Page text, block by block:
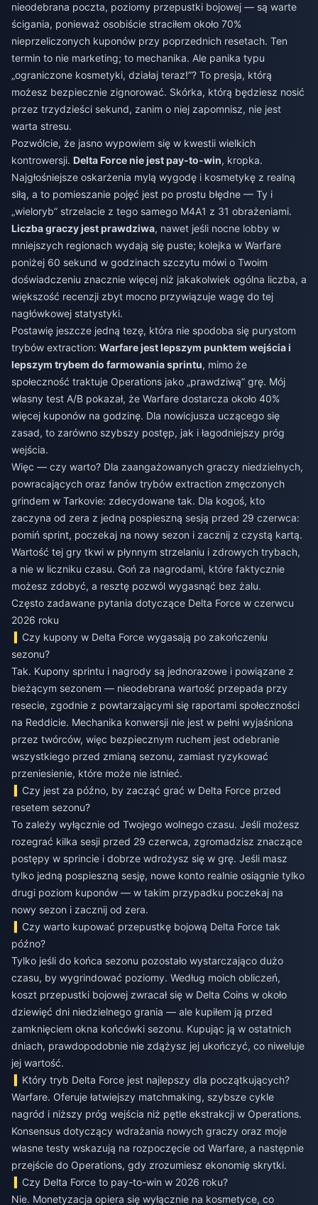
nieodebrana poczta, poziomy przepustki bojowej — są warte
ścigania, ponieważ osobiście straciłem około 70%
nieprzeliczonych kuponów przy poprzednich resetach. Ten
termin to nie marketing; to mechanika. Ale panika typu
„ograniczone kosmetyki, działaj teraz!”? To presja, którą
możesz bezpiecznie zignorować. Skórka, którą będziesz nosić
przez trzydzieści sekund, zanim o niej zapomnisz, nie jest
warta stresu.
Pozwólcie, że jasno wypowiem się w kwestii wielkich
kontrowersji. Delta Force nie jest pay-to-win, kropka.
Najgłośniejsze oskarżenia mylą wygodę i kosmetykę z realną
siłą, a to pomieszanie pojęć jest po prostu błędne — Ty i
„wieloryb” strzelacie z tego samego M4A1 z 31 obrażeniami.
Liczba graczy jest prawdziwa, nawet jeśli nocne lobby w
mniejszych regionach wydają się puste; kolejka w Warfare
poniżej 60 sekund w godzinach szczytu mówi o Twoim
doświadczeniu znacznie więcej niż jakakolwiek ogólna liczba, a
większość recenzji zbyt mocno przywiązuje wagę do tej
nagłówkowej statystyki.
Postawię jeszcze jedną tezę, która nie spodoba się purystom
trybów extraction: Warfare jest lepszym punktem wejścia i
lepszym trybem do farmowania sprintu, mimo że
społeczność traktuje Operations jako „prawdziwą” grę. Mój
własny test A/B pokazał, że Warfare dostarcza około 40%
więcej kuponów na godzinę. Dla nowicjusza uczącego się
zasad, to zarówno szybszy postęp, jak i łagodniejszy próg
wejścia.
Więc — czy warto? Dla zaangażowanych graczy niedzielnych,
powracających oraz fanów trybów extraction zmęczonych
grindem w Tarkovie: zdecydowane tak. Dla kogoś, kto
zaczyna od zera z jedną pospieszną sesją przed 29 czerwca:
pomiń sprint, poczekaj na nowy sezon i zacznij z czystą kartą.
Wartość tej gry tkwi w płynnym strzelaniu i zdrowych trybach,
a nie w liczniku czasu. Goń za nagrodami, które faktycznie
możesz zdobyć, a resztę pozwól wygasnąć bez żalu.
Często zadawane pytania dotyczące Delta Force w czerwcu
2026 roku
Czy kupony w Delta Force wygasają po zakończeniu
sezonu?
Tak. Kupony sprintu i nagrody są jednorazowe i powiązane z
bieżącym sezonem — nieodebrana wartość przepada przy
resecie, zgodnie z powtarzającymi się raportami społeczności
na Reddicie. Mechanika konwersji nie jest w pełni wyjaśniona
przez twórców, więc bezpiecznym ruchem jest odebranie
wszystkiego przed zmianą sezonu, zamiast ryzykować
przeniesienie, które może nie istnieć.
Czy jest za późno, by zacząć grać w Delta Force przed
resetem sezonu?
To zależy wyłącznie od Twojego wolnego czasu. Jeśli możesz
rozegrać kilka sesji przed 29 czerwca, zgromadzisz znaczące
postępy w sprincie i dobrze wdrożysz się w grę. Jeśli masz
tylko jedną pospieszną sesję, nowe konto realnie osiągnie tylko
drugi poziom kuponów — w takim przypadku poczekaj na
nowy sezon i zacznij od zera.
Czy warto kupować przepustkę bojową Delta Force tak
późno?
Tylko jeśli do końca sezonu pozostało wystarczająco dużo
czasu, by wygrindować poziomy. Według moich obliczeń,
koszt przepustki bojowej zwracał się w Delta Coins w około
dziewięć dni niedzielnego grania — ale kupiłem ją przed
zamknięciem okna końcówki sezonu. Kupując ją w ostatnich
dniach, prawdopodobnie nie zdążysz jej ukończyć, co niweluje
jej wartość.
Który tryb Delta Force jest najlepszy dla początkujących?
Warfare. Oferuje łatwiejszy matchmaking, szybsze cykle
nagród i niższy próg wejścia niż pętle ekstrakcji w Operations.
Konsensus dotyczący wdrażania nowych graczy oraz moje
własne testy wskazują na rozpoczęcie od Warfare, a następnie
przejście do Operations, gdy zrozumiesz ekonomię skrytki.
Czy Delta Force to pay-to-win w 2026 roku?
Nie. Monetyzacja opiera się wyłącznie na kosmetyce, co